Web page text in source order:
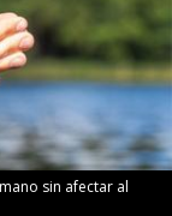
sin afectar al